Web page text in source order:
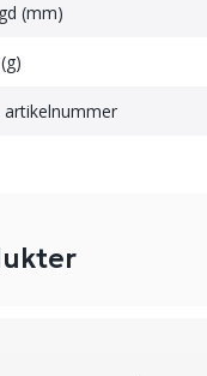
(mm)
artikelnummer